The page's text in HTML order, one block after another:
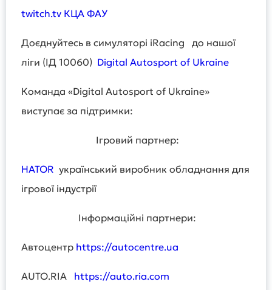
twitch.tv КЦА ФАУ
Доєднуйтесь в симуляторі iRacing до нашої
ліги (ІД 10060) Digital Autosport of Ukraine
Команда «Digital Autosport of Ukraine»
виступає за підтримки:
Ігровий партнер:
HATOR український виробник обладнання для
ігрової індустрії
Інформаційні партнери:
Автоцентр https://autocentre.ua
AUTO.RIA https://auto.ria.com